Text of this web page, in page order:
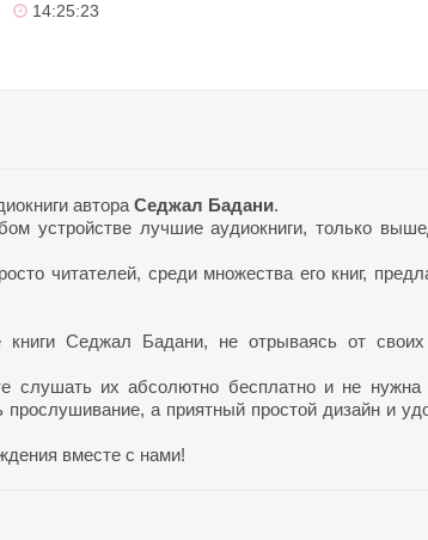
14:25:23
автора Седжал Бадани.
устройстве лучшие аудиокниги, только
читателей, среди множества его книг,
Седжал Бадани, не отрываясь от
слушать их абсолютно бесплатно и не
а приятный простой дизайн и
вместе с нами!